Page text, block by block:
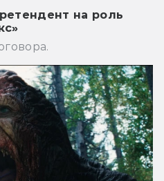
на роль